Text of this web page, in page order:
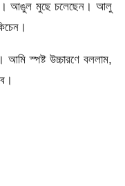
আঙুল মুছে চলেছেন। আলু
স্পষ্ট উচ্চারণে বললাম,